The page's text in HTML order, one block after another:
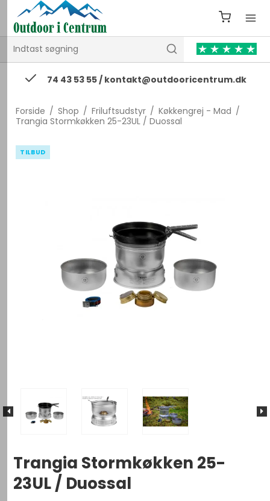
74 43 53 55 / kontakt@outdooricentrum.dk
Forside / Shop / Friluftsudstyr / Køkkengrej - Mad /
Trangia Stormkøkken 25-23UL / Duossal
TILBUD
Trangia Stormkøkken 25-
23UL / Duossal